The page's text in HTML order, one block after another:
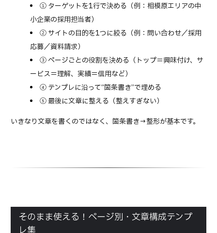
① ターゲットを1行で決める（例：相模原エリアの中
小企業の採用担当者）
② サイトの目的を1つに絞る（例：問い合わせ／採用
応募／資料請求）
③ ページごとの役割を決める（トップ＝興味付け、サ
ービス＝理解、実績＝信用など）
④ テンプレに沿って“箇条書き”で埋める
⑤ 最後に文章に整える（整えすぎない）
いきなり文章を書くのではなく、箇条書き→整形が基本です。
そのまま使える！ページ別・文章構成テンプ
レ集